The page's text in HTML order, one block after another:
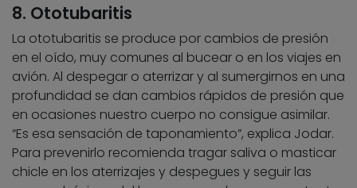
8. Ototubaritis
La ototubaritis se produce por cambios de presión
en el oído, muy comunes al bucear o en los viajes en
avión. Al despegar o aterrizar y al sumergirnos en una
profundidad se dan cambios rápidos de presión que
en ocasiones nuestro cuerpo no consigue asimilar.
“Es esa sensación de taponamiento”, explica Jodar.
Para prevenirlo recomienda tragar saliva o masticar
chicle en los aterrizajes y despegues y seguir las